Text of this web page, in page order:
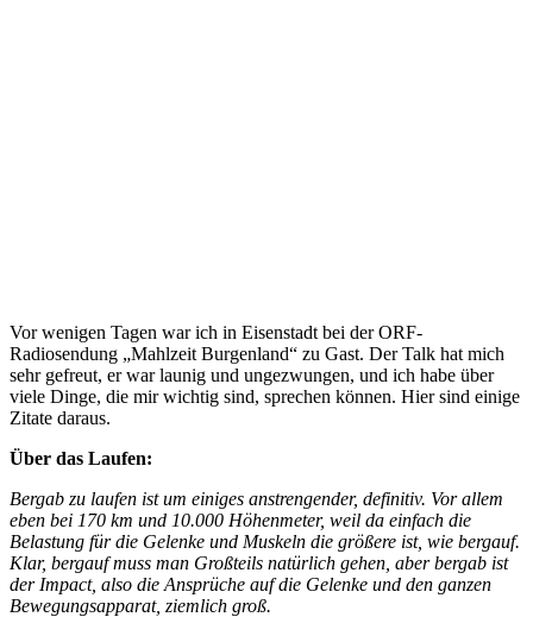
Vor wenigen Tagen war ich in Eisenstadt bei der ORF-
Radiosendung „Mahlzeit Burgenland“ zu Gast. Der Talk hat mich
sehr gefreut, er war launig und ungezwungen, und ich habe über
viele Dinge, die mir wichtig sind, sprechen können. Hier sind einige
Zitate daraus.
Über das Laufen:
Bergab zu laufen ist um einiges anstrengender, definitiv. Vor allem
eben bei 170 km und 10.000 Höhenmeter, weil da einfach die
Belastung für die Gelenke und Muskeln die größere ist, wie bergauf.
Klar, bergauf muss man Großteils natürlich gehen, aber bergab ist
der Impact, also die Ansprüche auf die Gelenke und den ganzen
Bewegungsapparat, ziemlich groß.